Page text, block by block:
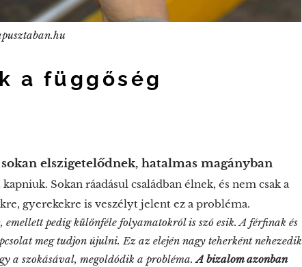
a függőség
sokan elszigetelődnek, hatalmas magányban
Sokan ráadásul családban élnek, és nem csak a
gyerekekre is veszélyt jelent ez a probléma.
emellett pedig különféle folyamatokról is szó esik. A férfinak és
meg tudjon újulni. Ez az elején nagy teherként nehezedik
a szokásával, megoldódik a probléma.A bizalom azonban